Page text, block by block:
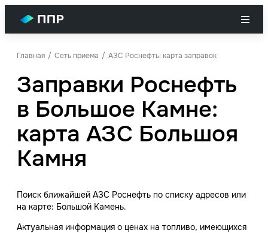
Главная Сеть приема АЗС Роснефть: карта заправок
Заправки Роснефть
в Большое Камне:
карта АЗС Большоя
Камня
Поиск ближайшей АЗС Роснефть по списку адресов или
на карте: Большой Камень.
Актуальная информация о ценах на топливо, имеющихся